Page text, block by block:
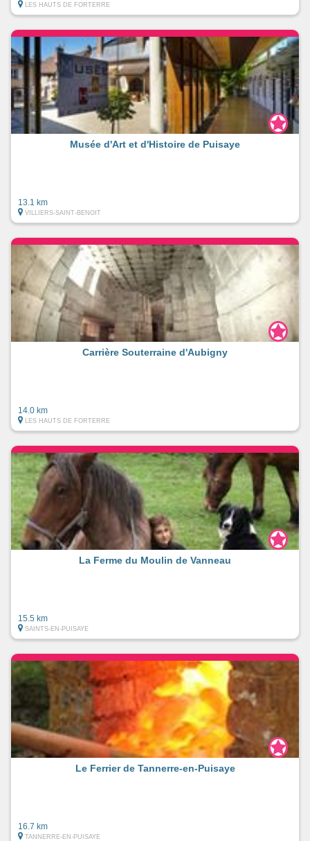
LES HAUTS DE FORTERRE
Musée d'Art et d'Histoire de Puisaye
13.1 km
VILLIERS-SAINT-BENOIT
Carrière Souterraine d'Aubigny
14.0 km
LES HAUTS DE FORTERRE
La Ferme du Moulin de Vanneau
15.5 km
SAINTS-EN-PUISAYE
Le Ferrier de Tannerre-en-Puisaye
16.7 km
TANNERRE-EN-PUISAYE